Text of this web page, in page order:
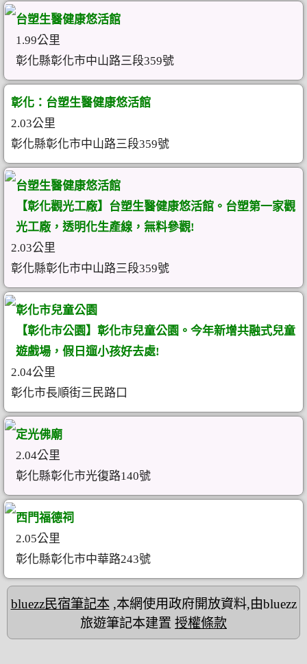
台塑生醫健康悠活館
1.99公里
彰化縣彰化市中山路三段359號
彰化：台塑生醫健康悠活館
2.03公里
彰化縣彰化市中山路三段359號
台塑生醫健康悠活館
【彰化觀光工廠】台塑生醫健康悠活館。台塑第一家觀
光工廠，透明化生產線，無料參觀!
2.03公里
彰化縣彰化市中山路三段359號
彰化市兒童公園
【彰化市公園】彰化市兒童公園。今年新增共融式兒童
遊戲場，假日遛小孩好去處!
2.04公里
彰化市長順街三民路口
定光佛廟
2.04公里
彰化縣彰化市光復路140號
西門福德祠
2.05公里
彰化縣彰化市中華路243號
bluezz民宿筆記本,本網使用政府開放資料,由bluezz
旅遊筆記本建置 授權條款